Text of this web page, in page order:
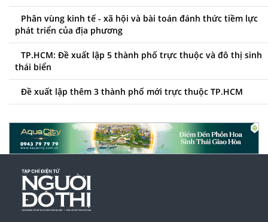
Phân vùng kinh tế - xã hội và bài toán đánh thức tiềm lực
phát triển của địa phương
TP.HCM: Đề xuất lập 5 thành phố trực thuộc và đô thị sinh
thái biển
Đề xuất lập thêm 3 thành phố mới trực thuộc TP.HCM